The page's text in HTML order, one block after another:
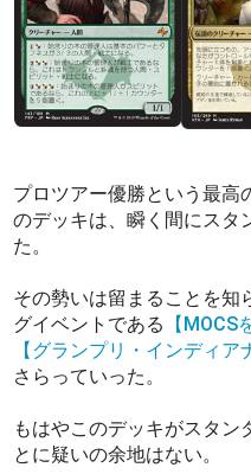
プロツアー優勝という最高
のデッキは、瞬く間にスタ
た。
その勢いは留まることを知
グイベントである
【MOCS
【グランプリ・インディア
さらっていった。
もはやこのデッキがスタン
とに疑いの余地はない。